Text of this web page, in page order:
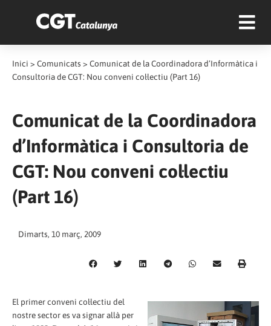
Inici > Comunicats > Comunicat de la Coordinadora d’Informàtica i
Consultoria de CGT: Nou conveni col·lectiu (Part 16)
Comunicat de la Coordinadora
d’Informàtica i Consultoria de
CGT: Nou conveni col·lectiu
(Part 16)
Dimarts, 10 març, 2009
El primer conveni col·lectiu del
nostre sector es va signar allà per